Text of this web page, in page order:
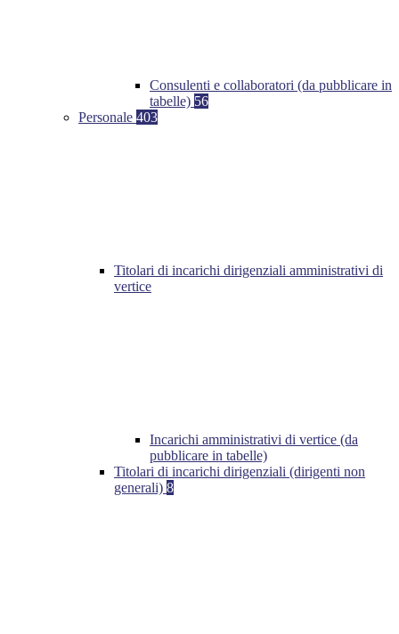
Consulenti e collaboratori (da pubblicare in
tabelle) 56
Personale 403
Titolari di incarichi dirigenziali amministrativi di
vertice
Incarichi amministrativi di vertice (da
pubblicare in tabelle)
Titolari di incarichi dirigenziali (dirigenti non
generali) 8